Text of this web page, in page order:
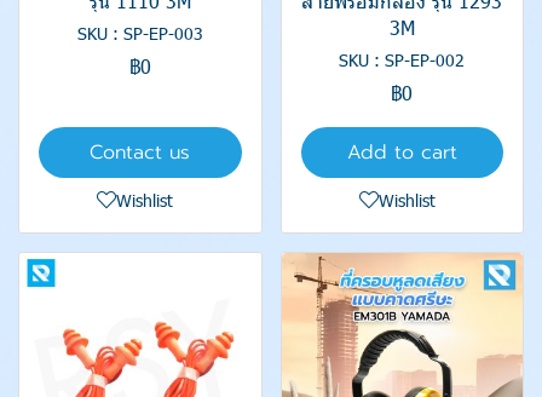
SKU : SP-EP-003
฿0
Contact us
Wishlist
3M
SKU : SP-EP-002
฿0
Add to cart
Wishlist